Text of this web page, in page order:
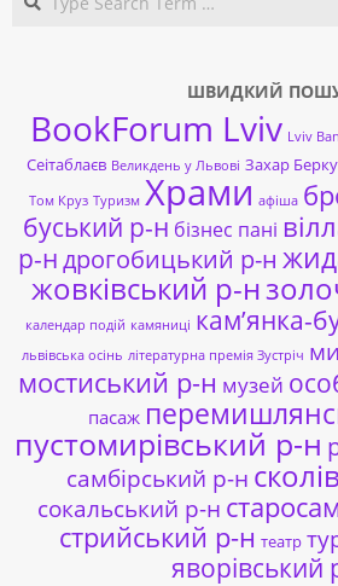
ШВИДКИЙ
BookForum Lviv Lviv
Сеітаблаєв Великдень у Львові Захар
Том Круз Туризм Храми афіша
буський р-н бізнес пані
р-ндрогобицький р-н
жовківський р-н
календар подій камяниці кам’янка-
львівська осінь літературна премія Зустріч
мостиський р-н музей
пасаж
пустомирівський р-н
самбірський р-н
сокальський р-н
стрийський р-н театр
яворівський